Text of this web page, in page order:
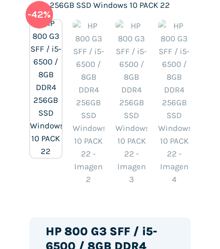
-42%
HP 800 G3 SFF / i5-
6500 / 8GB DDR4